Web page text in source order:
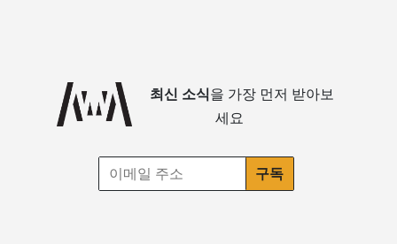
최신 소식을 가장 먼저 받아보
세요